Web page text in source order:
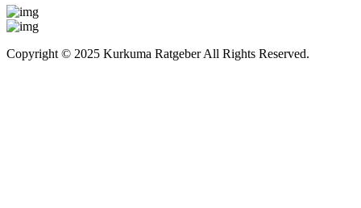
Copyright © 2025 Kurkuma Ratgeber All Rights Reserved.